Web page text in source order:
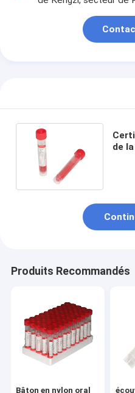
de
Produits Recommandés
Bâton en nylon oral